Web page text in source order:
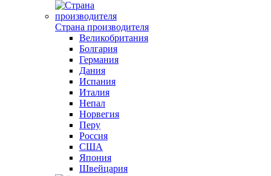
Страна производителя
Великобритания
Болгария
Германия
Дания
Испания
Италия
Непал
Норвегия
Перу
Россия
США
Япония
Швейцария